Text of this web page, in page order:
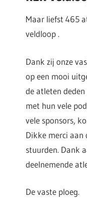
Maar liefst 465
veldloop .
Dank zij onze
op een mooi
de atleten
met hun vele
vele sponsors,
Dikke merci aan
stuurden. Dank
deelnemende
De vaste ploeg.